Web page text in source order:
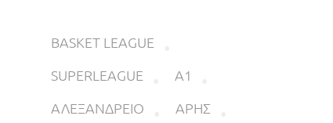
BASKET LEAGUE
SUPERLEAGUE
Α1
ΑΛΕΞΑΝΔΡΕΙΟ
ΑΡΗΣ